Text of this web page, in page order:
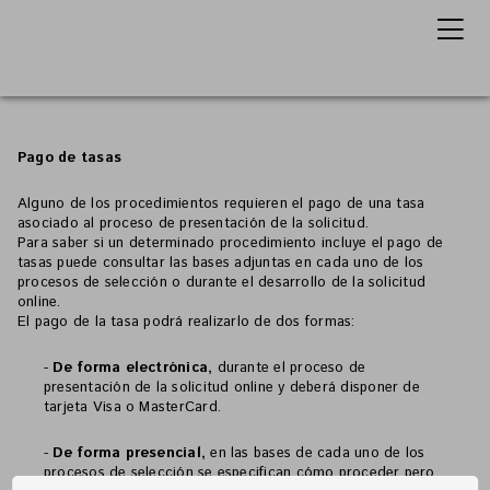
Pago de tasas
Alguno de los procedimientos requieren el pago de una tasa
asociado al proceso de presentación de la solicitud.
Para saber si un determinado procedimiento incluye el pago de
tasas puede consultar las bases adjuntas en cada uno de los
procesos de selección o durante el desarrollo de la solicitud
online.
El pago de la tasa podrá realizarlo de dos formas:
- De forma electrónica, durante el proceso de
presentación de la solicitud online y deberá disponer de
tarjeta Visa o MasterCard.
- De forma presencial, en las bases de cada uno de los
procesos de selección se especifican cómo proceder pero